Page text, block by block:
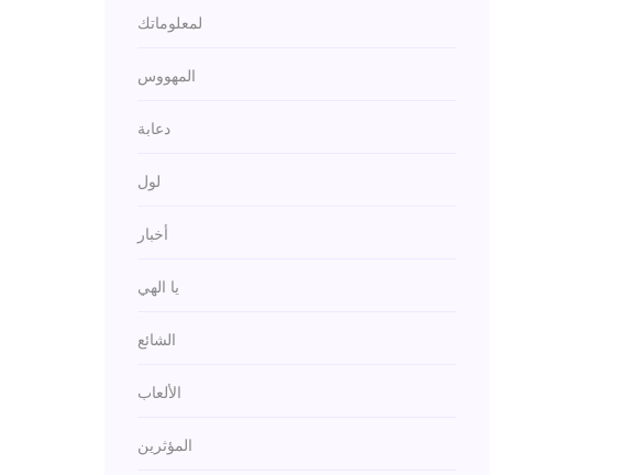
لمعلوماتك
المهووس
دعابة
لول
أخبار
يا الهي
الشائع
الألعاب
المؤثرين